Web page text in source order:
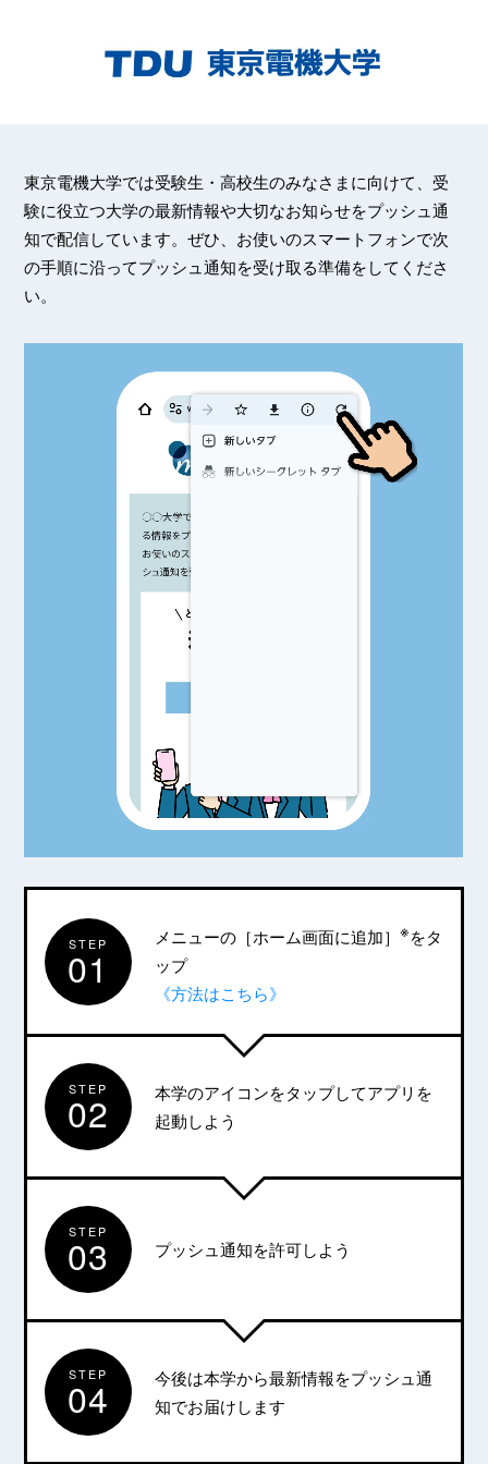
東京電機大学では受験生・高校生のみなさまに向けて、受
験に役立つ大学の最新情報や大切なお知らせをプッシュ通
知で配信しています。ぜひ、お使いのスマートフォンで次
の手順に沿ってプッシュ通知を受け取る準備をしてくださ
い。
STEP
01
メニューの［ホーム画面に追加］ ※をタ
ップ
《方法はこちら》
STEP
02
本学のアイコンをタップしてアプリを
起動しよう
STEP
03 プッシュ通知を許可しよう
STEP
04
今後は本学から最新情報をプッシュ通
知でお届けします